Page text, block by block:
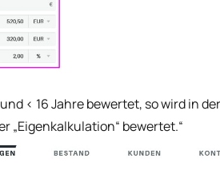
< 16 Jahre bewertet, so wird in
„Eigenkalkulation“ bewertet.“